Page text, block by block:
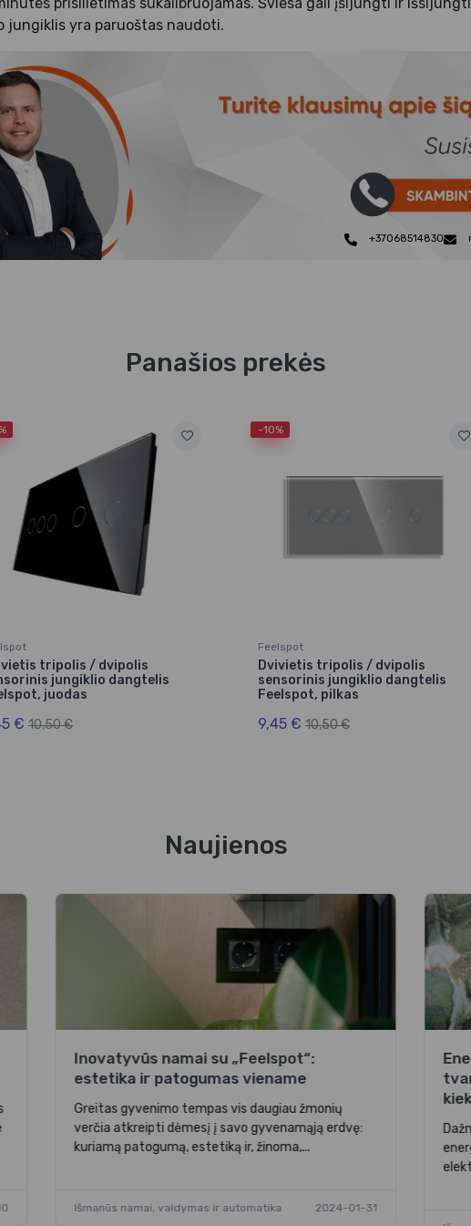
jungiklis yra paruoštas naudoti.
+37068514830
Panašios prekės
tripolis / dvipolis
jungiklio dangtelis
juodas
€ 10,50 €
-10%
Feelspot
Dvivietis tripolis / dvipolis
sensorinis jungiklio dangtelis
Feelspot, pilkas
9,45 € 10,50 €
Naujienos
Inovatyvūs namai su „Feelspot“:
estetika ir patogumas viename
Greitas gyvenimo tempas vis daugiau žmonių
verčia atkreipti dėmesį į savo gyvenamąją erdvę:
kuriamą patogumą, estetiką ir, žinoma,...
Išmanūs namai, valdymas ir automatika 2024-01-31